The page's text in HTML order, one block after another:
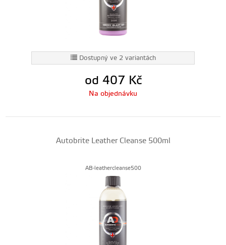
Dostupný ve 2 variantách
od 407 Kč
Na objednávku
Autobrite Leather Cleanse 500ml
AB-leathercleanse500